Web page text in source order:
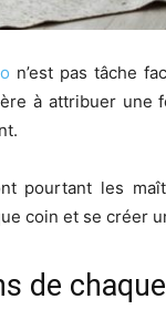
n’est pas tâche
à attribuer
pourtant les
coin et se créer
de